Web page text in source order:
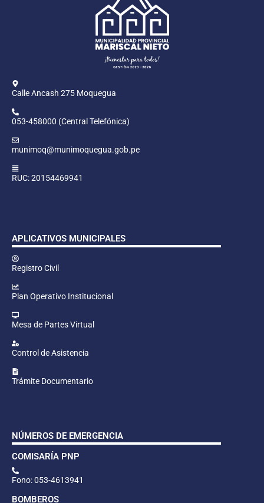
Calle Ancash 275 Moquegua
053-458000 (Central Telefónica)
munimoq@munimoquegua.gob.pe
RUC: 20154469941
APLICATIVOS MUNICIPALES
Registro Civil
Plan Operativo Institucional
Mesa de Partes Virtual
Control de Asistencia
Trámite Documentario
NÚMEROS DE EMERGENCIA
COMISARÍA PNP
Fono: 053-4613941
BOMBEROS